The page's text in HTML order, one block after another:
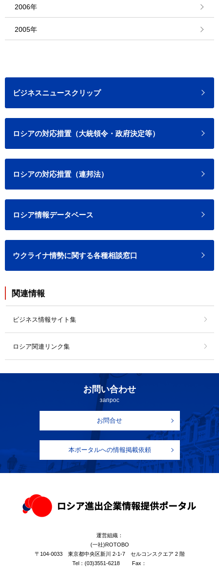
2006年
2005年
ビジネスニュースクリップ
ロシアの対応措置（大統領令・政府決定等）
ロシアの対応措置（連邦法）
ロシア情報データベース
ウクライナ情勢に関する各種相談窓口
関連情報
ビジネス情報サイト集
ロシア関連リンク集
お問い合わせ
запрос
お問合せ
本ポータルへの情報掲載依頼
運営組織：
(一社)ROTOBO
〒104-0033 東京都中央区新川 2-1-7 セルコンスクエア 2 階
Tel： (03)3551-6218 Fax：